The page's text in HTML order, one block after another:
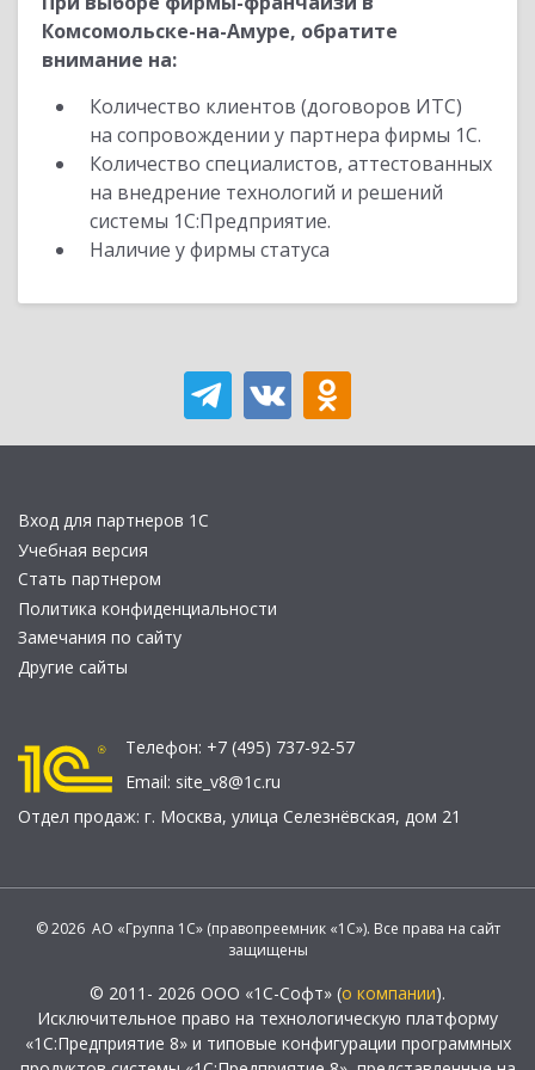
Комсомольске-на-Амуре, обратите
внимание на:
Количество клиентов (договоров ИТС)
на сопровождении у партнера фирмы 1С.
Количество специалистов, аттестованных
на внедрение технологий и решений
системы 1С:Предприятие.
Наличие у фирмы статуса
Вход для партнеров 1С
Учебная версия
Стать партнером
Политика конфиденциальности
Замечания по сайту
Другие сайты
Телефон: +7 (495) 737-92-57
Email: site_v8@1c.ru
Отдел продаж: г. Москва, улица Селезнёвская, дом 21
© 2026 АО «Группа 1С» (правопреемник «1С»). Все права на сайт
защищены
© 2011- 2026 ООО «1С-Софт» (о компании).
Исключительное право на технологическую платформу
«1С:Предприятие 8» и типовые конфигурации программных